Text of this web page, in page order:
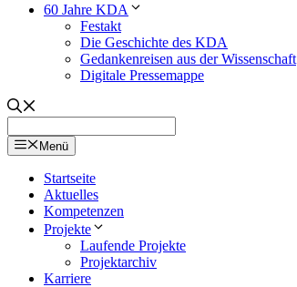
60 Jahre KDA
Festakt
Die Geschichte des KDA
Gedankenreisen aus der Wissenschaft
Digitale Pressemappe
Menü
Startseite
Aktuelles
Kompetenzen
Projekte
Laufende Projekte
Projektarchiv
Karriere